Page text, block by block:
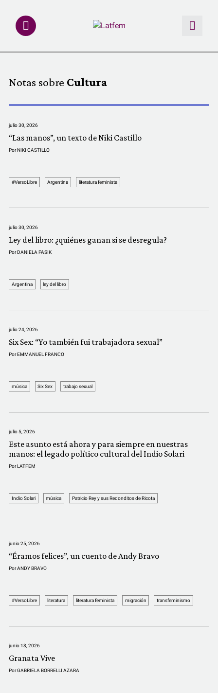
REDACCIÓN ABIERTA
QUIÉNES SOMOS
Notas sobre Cultura
julio 30, 2026
“Las manos”, un texto de Niki Castillo
PorNIKI CASTILLO
#VersoLibre Argentina literatura feminista
julio 30, 2026
Ley del libro: ¿quiénes ganan si se desregula?
PorDANIELA PASIK
Argentina ley del libro
julio 24, 2026
Six Sex: “Yo también fui trabajadora sexual”
PorEMMANUEL FRANCO
música Six Sex trabajo sexual
julio 5, 2026
Este asunto está ahora y para siempre en nuestras
manos: el legado político cultural del Indio Solari
PorLATFEM
Indio Solari música Patricio Rey y sus Redonditos de Ricota
junio 25, 2026
“Éramos felices”, un cuento de Andy Bravo
PorANDY BRAVO
#VersoLibre literatura literatura feminista migración transfeminismo
junio 18, 2026
Granata Vive
PorGABRIELA BORRELLI AZARA